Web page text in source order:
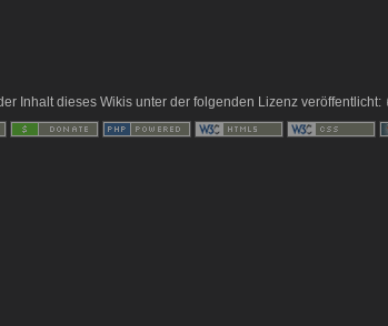
Inhalt dieses Wikis unter der folgenden Lizenz veröffentlicht: